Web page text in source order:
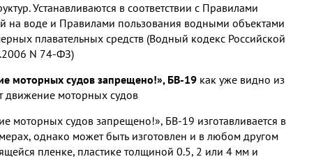
Устанавливаются в соответствии с Правилами
на воде и Правилами пользования водными объектами
плавательных средств (Водный кодекс Российской
N 74-ФЗ)
моторных судов запрещено!», БВ-19 как уже видно из
движение моторных судов
моторных судов запрещено!», БВ-19 изготавливается в
однако может быть изготовлен и в любом другом
пленке, пластике толщиной 0.5, 2 или 4 мм и